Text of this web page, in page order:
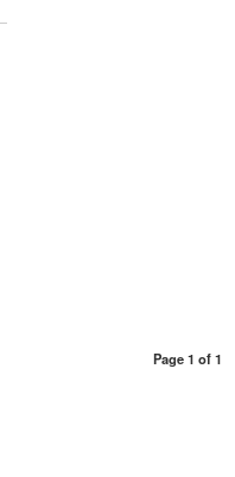
Page 1 of 1